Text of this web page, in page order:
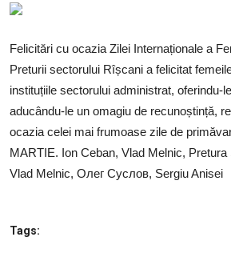
SERVICII
Sectorul Rîșcani
Căutați pe Internet
Felicitări cu ocazia Zilei Internaționale a
Preturii sectorului Rîșcani a felicitat
instituțiile sectorului administrat, oferindu-
aducându-le un omagiu de recunoștință,
ocazia celei mai frumoase zile de
MARTIE. Ion Ceban, Vlad Melnic,
Vlad Melnic, Олег Суслов, Sergiu Anisei
Tags: